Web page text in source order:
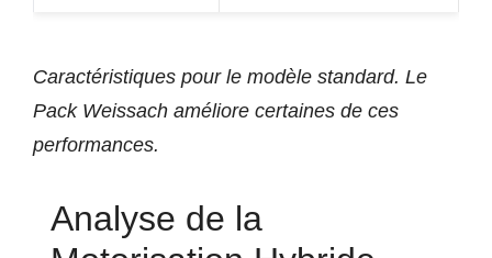
Caractéristiques pour le modèle standard. Le
Pack Weissach améliore certaines de ces
performances.
Analyse de la